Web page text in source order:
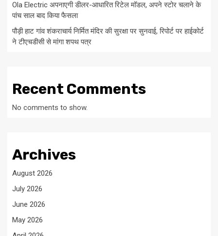
Ola Electric अपनाएगी डीलर-आधारित रिटेल मॉडल, अपने स्टोर चलाने के
पांच साल बाद किया फैसला
पौड़ी हाट गांव शंकराचार्य निर्मित मंदिर की सुरक्षा पर सुनवाई, रिपोर्ट पर हाईकोर्ट
ने टीएचडीसी से मांगा शपथ पत्र
Recent Comments
No comments to show.
Archives
August 2026
July 2026
June 2026
May 2026